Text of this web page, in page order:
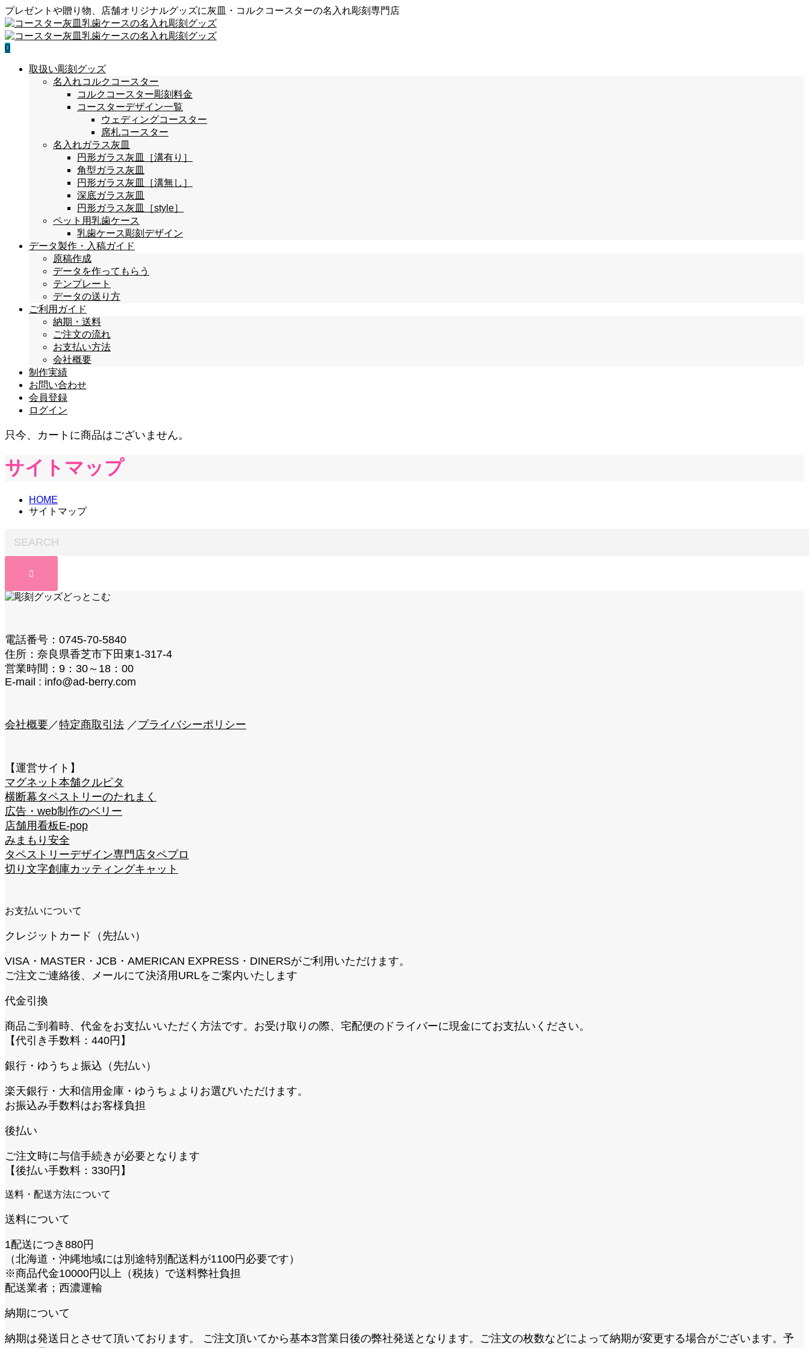
プレゼントや贈り物、店舗オリジナルグッズに灰皿・コルクコースターの名入れ彫刻専門店
0
取扱い彫刻グッズ
名入れコルクコースター
コルクコースター彫刻料金
コースターデザイン一覧
ウェディングコースター
席札コースター
名入れガラス灰皿
円形ガラス灰皿［溝有り］
角型ガラス灰皿
円形ガラス灰皿［溝無し］
深底ガラス灰皿
円形ガラス灰皿［style］
ペット用乳歯ケース
乳歯ケース彫刻デザイン
データ製作・入稿ガイド
原稿作成
データを作ってもらう
テンプレート
データの送り方
ご利用ガイド
納期・送料
ご注文の流れ
お支払い方法
会社概要
制作実績
お問い合わせ
会員登録
ログイン
只今、カートに商品はございません。
サイトマップ
HOME
サイトマップ
電話番号：0745-70-5840
住所：奈良県香芝市下田東1-317-4
営業時間：9：30～18：00
E-mail : info@ad-berry.com
会社概要 ／特定商取引法 ／ プライバシーポリシー
【運営サイト】
マグネット本舗クルピタ
横断幕タペストリーのたれまく
広告・web制作のベリー
店舗用看板E-pop
みまもり安全
タペストリーデザイン専門店タペプロ
切り文字創庫カッティングキャット
お支払いについて
クレジットカード（先払い）
VISA・MASTER・JCB・AMERICAN EXPRESS・DINERSがご利用いただけます。
ご注文ご連絡後、メールにて決済用URLをご案内いたします
代金引換
商品ご到着時、代金をお支払いいただく方法です。お受け取りの際、宅配便のドライバーに現金にてお支払いください。
【代引き手数料：440円】
銀行・ゆうちょ振込（先払い）
楽天銀行・大和信用金庫・ゆうちょよりお選びいただけます。
お振込み手数料はお客様負担
後払い
ご注文時に与信手続きが必要となります
【後払い手数料：330円】
送料・配送方法について
送料について
1配送につき880円
（北海道・沖縄地域には別途特別配送料が1100円必要です）
※商品代金10000円以上（税抜）で送料弊社負担
配送業者；西濃運輸
納期について
納期は発送日とさせて頂いております。 ご注文頂いてから基本3営業日後の弊社発送となります。ご注文の枚数などによって納期が変更する場合がございます。予